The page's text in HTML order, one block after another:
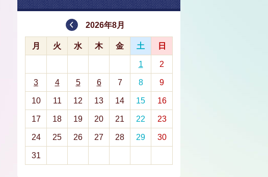
2026年8月
月 火 水 木 金 土 日
1 2
3 4 5 6 7 8 9
10 11 12 13 14 15 16
17 18 19 20 21 22 23
24 25 26 27 28 29 30
31